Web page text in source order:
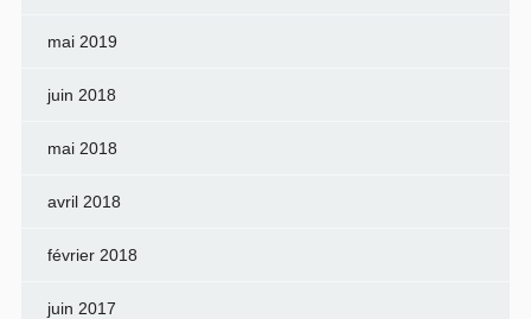
mai 2019
juin 2018
mai 2018
avril 2018
février 2018
juin 2017